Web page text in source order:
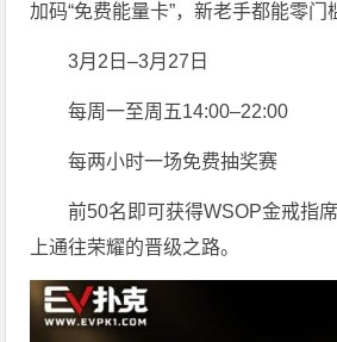
加码“免费能量卡”，新老手都能零门
3月2日–3月27日
每周一至周五14:00–22:00
每两小时一场免费抽奖赛
前50名即可获得WSOP金戒指
上通往荣耀的晋级之路。